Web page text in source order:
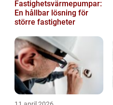
Fastighetsvärmepumpar:
En hållbar lösning för
större fastigheter